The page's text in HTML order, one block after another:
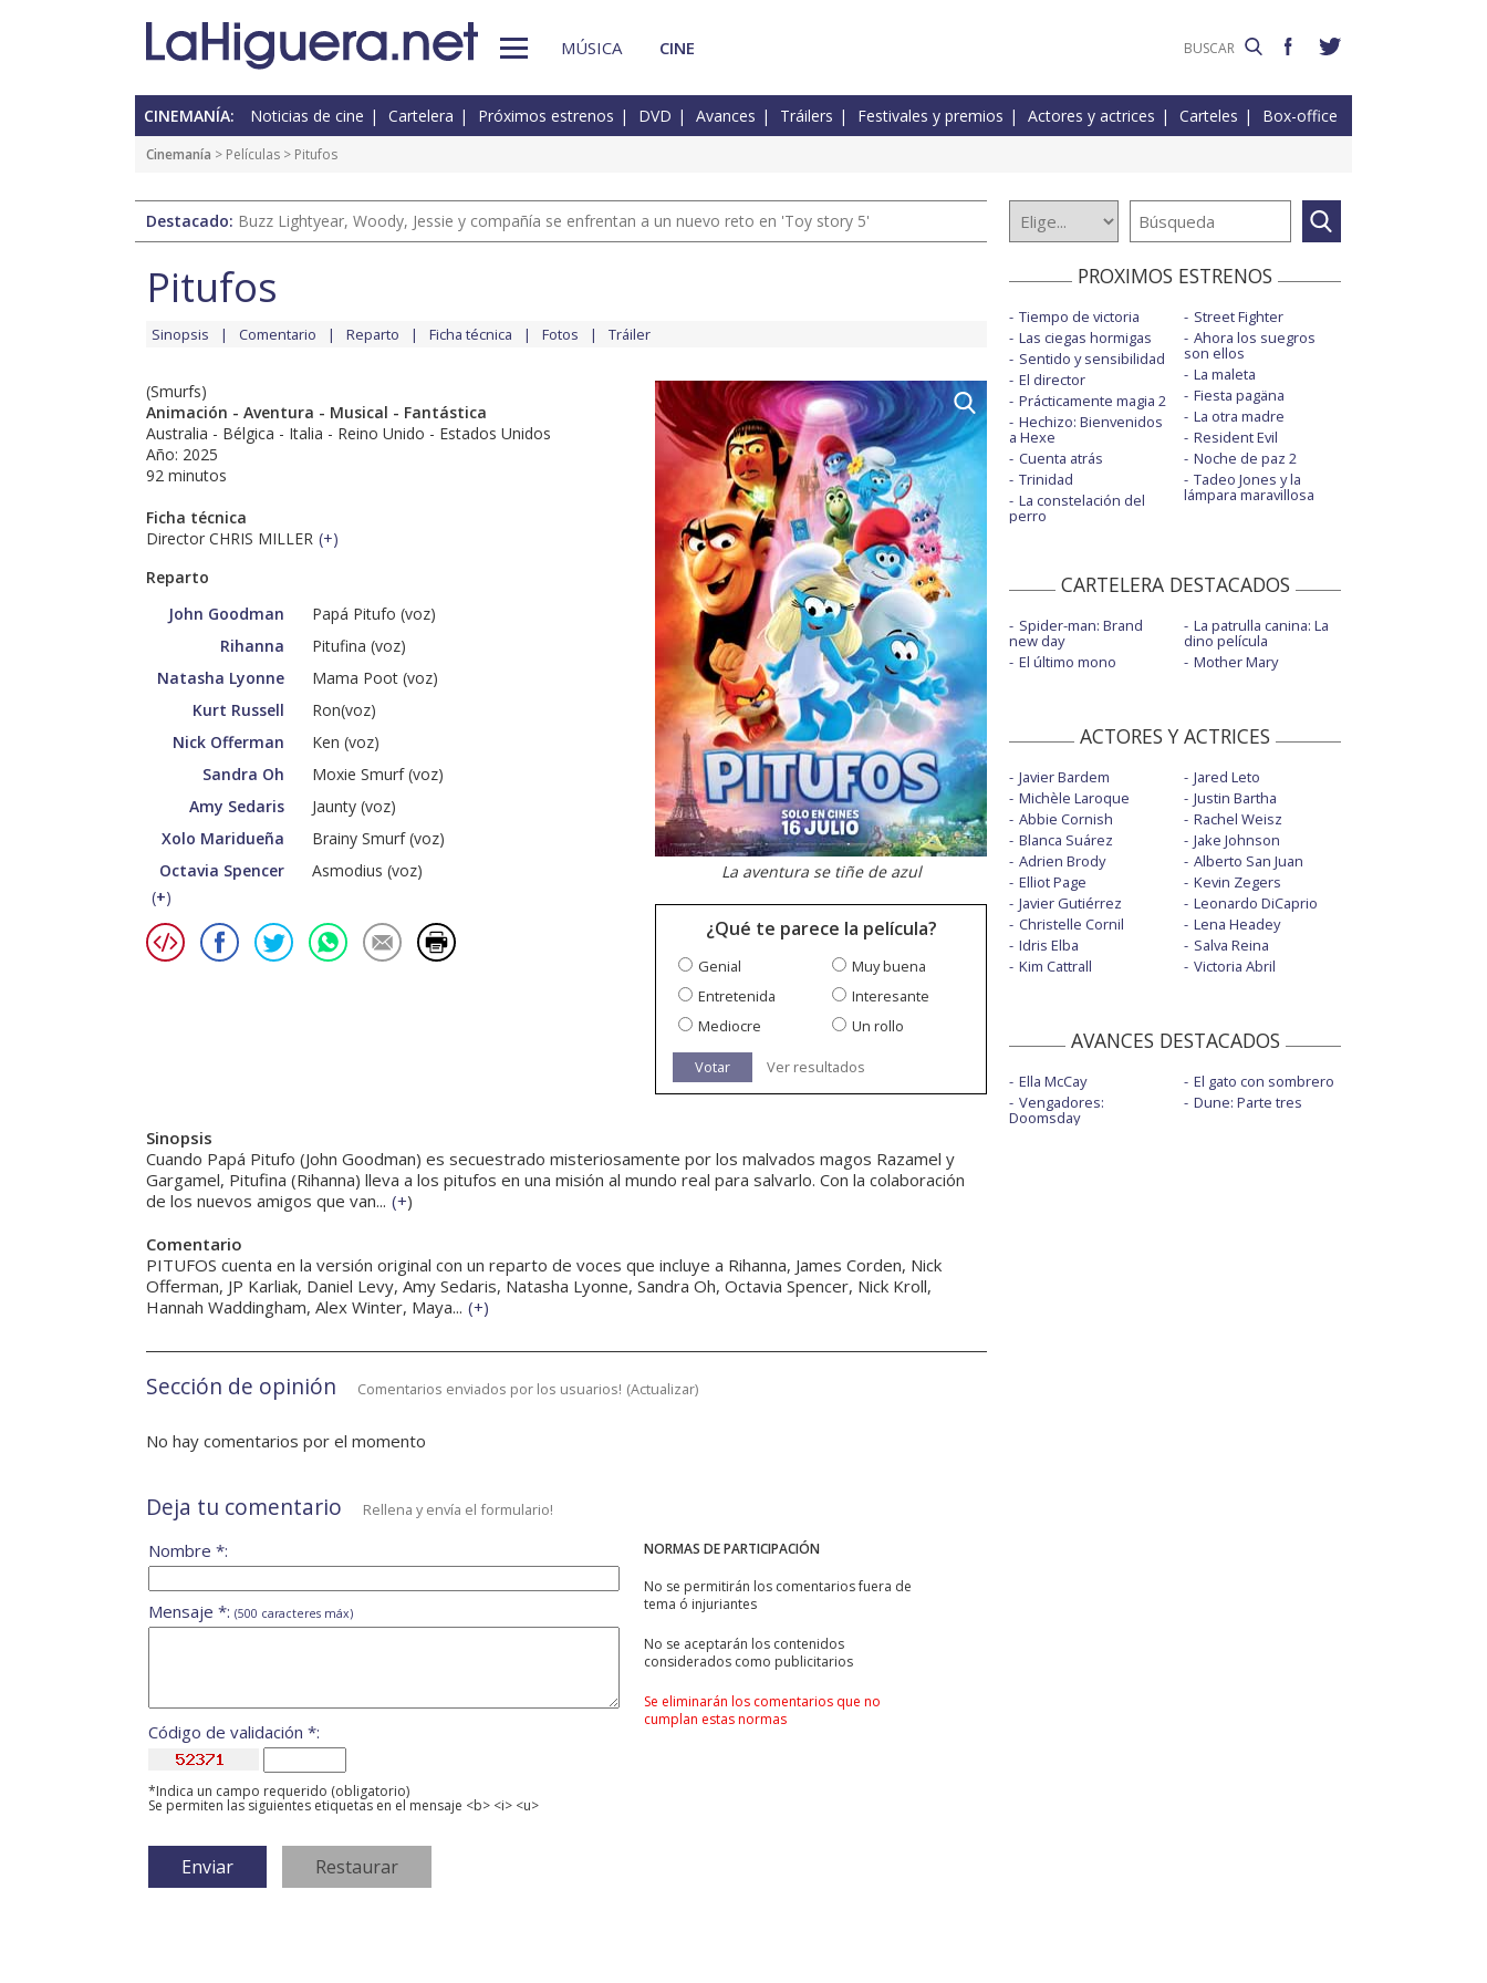
MÚSICA CINE
CINEMANÍA: Noticias de cine Cartelera Próximos estrenos DVD Avances Tráilers Festivales y premios Actores y actrices Carteles Box-office
Cinemanía > Películas > Pitufos
Destacado: Buzz Lightyear, Woody, Jessie y compañía se enfrentan a un nuevo reto en 'Toy story 5'
Pitufos
Sinopsis Comentario Reparto Ficha técnica Fotos Tráiler
(Smurfs)
Animación - Aventura - Musical - Fantástica
Australia - Bélgica - Italia - Reino Unido - Estados Unidos
Año: 2025
92 minutos
Ficha técnica
Director CHRIS MILLER (+)
Reparto
John Goodman
Papá Pitufo (voz)
Rihanna
Pitufina (voz)
Natasha Lyonne
Mama Poot (voz)
Kurt Russell
Ron(voz)
Nick Offerman
Ken (voz)
Sandra Oh
Moxie Smurf (voz)
Amy Sedaris
Jaunty (voz)
Xolo Maridueña
Brainy Smurf (voz)
Octavia Spencer
Asmodius (voz)
(+)
La aventura se tiñe de azul
¿Qué te parece la película?
Genial
Muy buena
Entretenida
Interesante
Mediocre
Un rollo
Votar Ver resultados
Sinopsis
Cuando Papá Pitufo (John Goodman) es secuestrado misteriosamente por los malvados magos Razamel y
Gargamel, Pitufina (Rihanna) lleva a los pitufos en una misión al mundo real para salvarlo. Con la colaboración
de los nuevos amigos que van... (+)
Comentario
PITUFOS cuenta en la versión original con un reparto de voces que incluye a Rihanna, James Corden, Nick
Offerman, JP Karliak, Daniel Levy, Amy Sedaris, Natasha Lyonne, Sandra Oh, Octavia Spencer, Nick Kroll,
Hannah Waddingham, Alex Winter, Maya... (+)
Sección de opinión Comentarios enviados por los usuarios! (Actualizar)
No hay comentarios por el momento
Deja tu comentario Rellena y envía el formulario!
NORMAS DE PARTICIPACIÓN
No se permitirán los comentarios fuera de
tema ó injuriantes
No se aceptarán los contenidos
considerados como publicitarios
Se eliminarán los comentarios que no
cumplan estas normas
Nombre *:
Mensaje *: (500 caracteres máx)
Código de validación *:
*Indica un campo requerido (obligatorio)
Se permiten las siguientes etiquetas en el mensaje <b> <i> <u>
PROXIMOS ESTRENOS
Tiempo de victoria
Las ciegas hormigas
Sentido y sensibilidad
El director
Prácticamente magia 2
Hechizo: Bienvenidos
a Hexe
Cuenta atrás
Trinidad
La constelación del
perro
Street Fighter
Ahora los suegros
son ellos
La maleta
Fiesta pagäna
La otra madre
Resident Evil
Noche de paz 2
Tadeo Jones y la
lámpara maravillosa
CARTELERA DESTACADOS
Spider-man: Brand
new day
El último mono
La patrulla canina: La
dino película
Mother Mary
ACTORES Y ACTRICES
Javier Bardem
Michèle Laroque
Abbie Cornish
Blanca Suárez
Adrien Brody
Elliot Page
Javier Gutiérrez
Christelle Cornil
Idris Elba
Kim Cattrall
Jared Leto
Justin Bartha
Rachel Weisz
Jake Johnson
Alberto San Juan
Kevin Zegers
Leonardo DiCaprio
Lena Headey
Salva Reina
Victoria Abril
AVANCES DESTACADOS
Ella McCay
Vengadores:
Doomsday
El gato con sombrero
Dune: Parte tres